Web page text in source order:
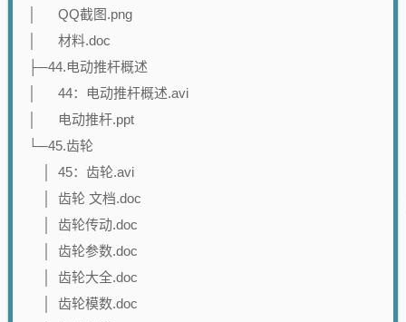
│ QQ截图.png
│ 材料.doc
├─44.电动推杆概述
│ 44：电动推杆概述.avi
│ 电动推杆.ppt
└─45.齿轮
│ 45：齿轮.avi
│ 齿轮 文档.doc
│ 齿轮传动.doc
│ 齿轮参数.doc
│ 齿轮大全.doc
│ 齿轮模数.doc